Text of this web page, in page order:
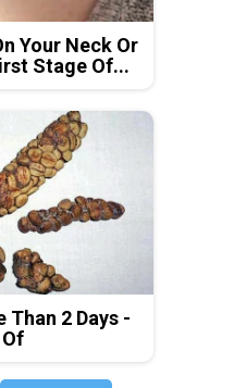
Your Neck Or
Stage Of...
Than 2 Days -